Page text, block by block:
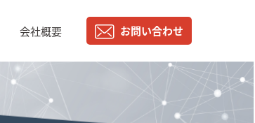
会社概要 お問い合わせ